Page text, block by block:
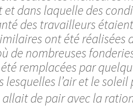
dans laquelle des
des travailleurs
ont été réalisées
de nombreuses
remplacées par
lesquelles l’air et le
de pair avec la